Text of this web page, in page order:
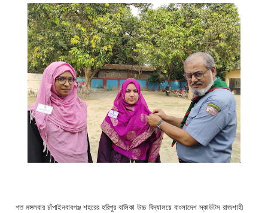
গত মঙ্গলবার চাঁপাইনবাবগঞ্জ শহরের হরিপুর বালিকা উচ্চ বিদ্যালয়ে বাংলাদেশ স্কাউটস রাজশাহী